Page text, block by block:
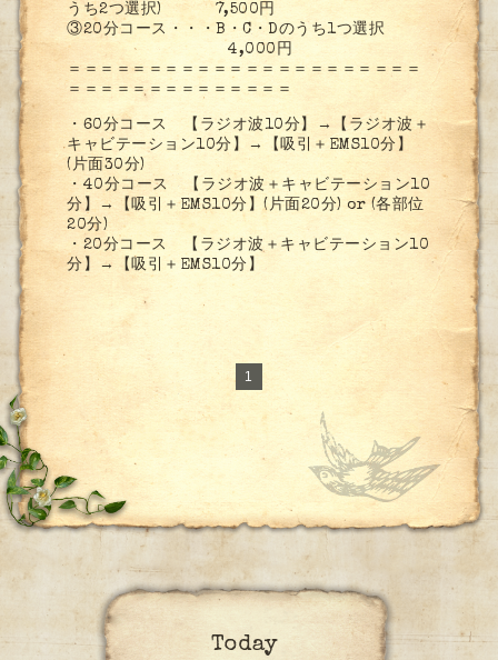
うち2つ選択) 7,500円
③20分コース・・・B・C・Dのうち1つ選択
4,000円
＝＝＝＝＝＝＝＝＝＝＝＝＝＝＝＝＝＝＝＝＝＝
＝＝＝＝＝＝＝＝＝＝＝＝＝＝
・60分コース 【ラジオ波10分】→【ラジオ波＋
キャビテーション10分】→【吸引＋EMS10分】
(片面30分)
・40分コース 【ラジオ波＋キャビテーション10
分】→【吸引＋EMS10分】(片面20分) or (各部位
20分)
・20分コース 【ラジオ波＋キャビテーション10
分】→【吸引＋EMS10分】
1
Today